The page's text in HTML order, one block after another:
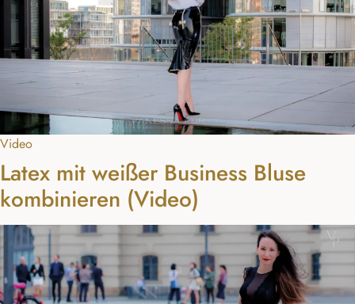
Video
Latex mit weißer Business Bluse
kombinieren (Video)